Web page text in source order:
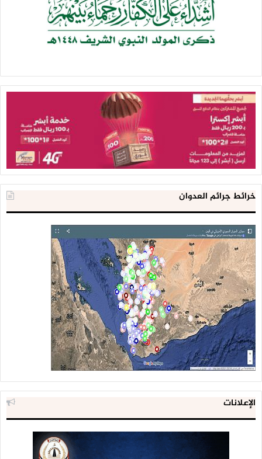
مكانه وأوانه في حل من كُــلّ التزام لناحية الإمارات أمام العالم.
هذا برأيي هو أفق تحذيرات السيد القائد لدويلة الإمارات بعينها
خرائط جرائم العدوان
الإعلانات